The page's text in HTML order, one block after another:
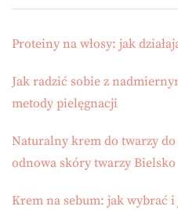
Proteiny na włosy: jak
Jak radzić sobie z
metody pielęgnacji
Naturalny krem do twarzy
odnowa skóry twarzy Bielsko
Krem na sebum: jak wybrać i